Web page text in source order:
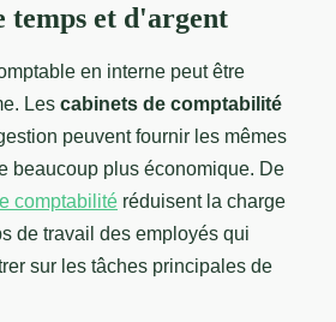
temps et d'argent
en interne peut être
Les cabinets de comptabilité
peuvent fournir les mêmes
beaucoup plus économique. De
comptabilité réduisent la charge
de travail des employés qui
sur les tâches principales de